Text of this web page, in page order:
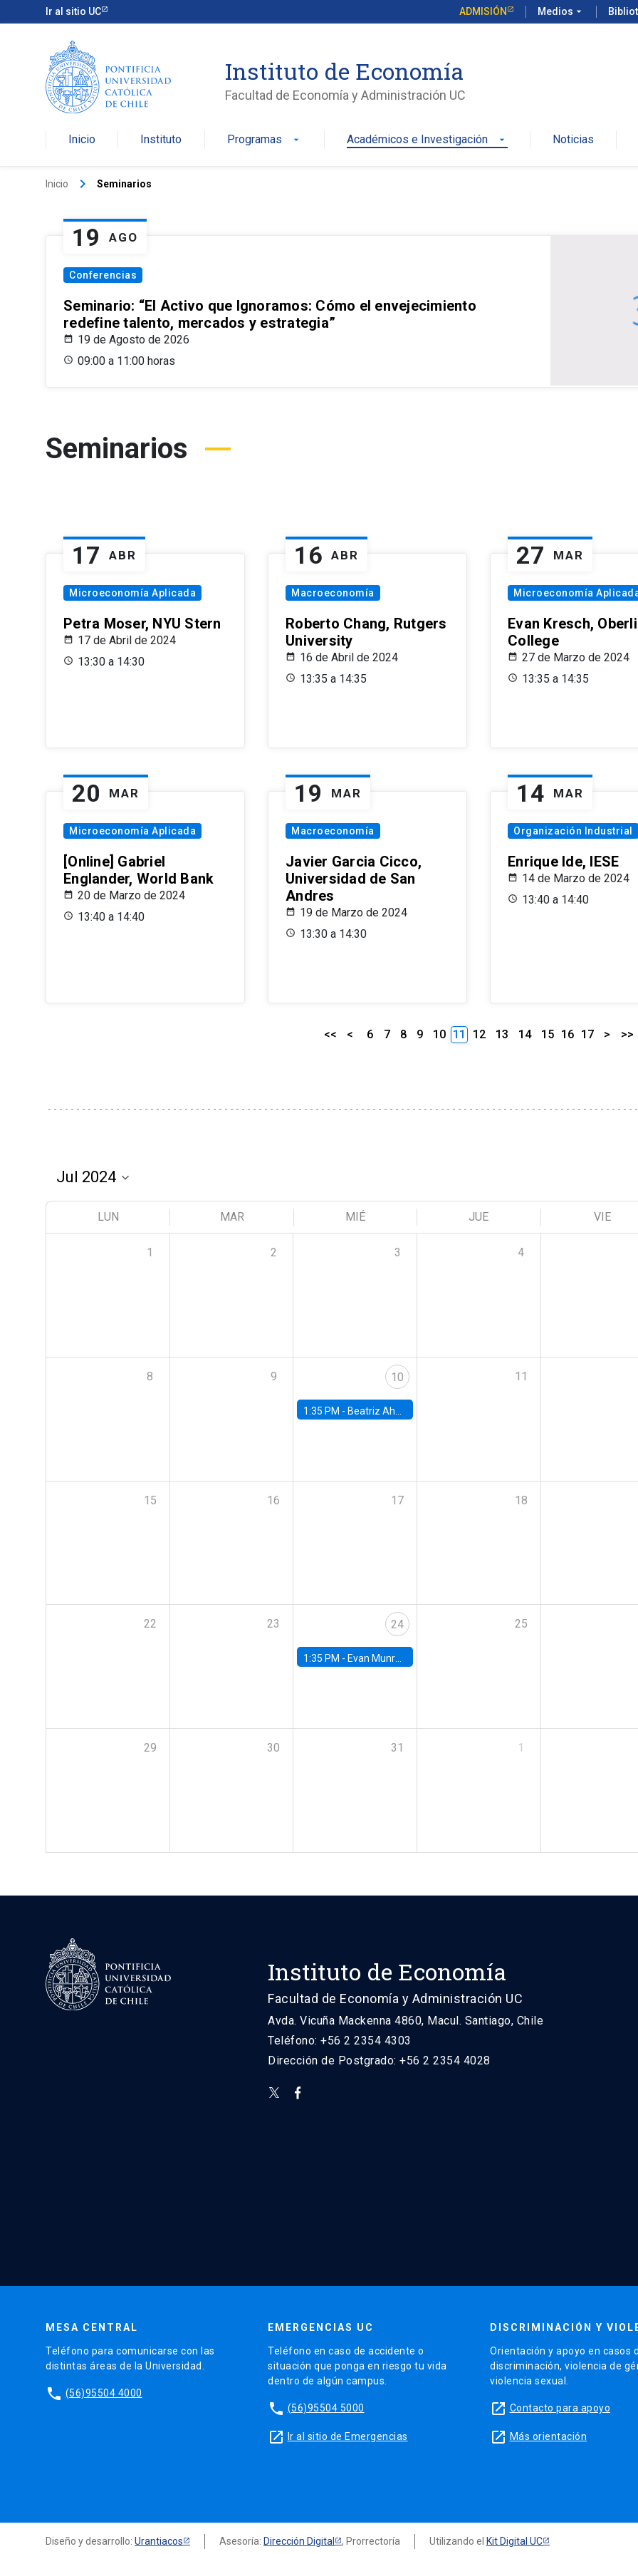
Ir al sitio UC ADMISIÓN Medios arrow_drop_down
Instituto de Economía
Facultad de Economía y Administración UC
Inicio Instituto Programas arrow_drop_down Académicos e Investigación arrow_drop_down Noticias
Inicio keyboard_arrow_right Seminarios
19 AGO
Conferencias
Seminario: “El Activo que Ignoramos: Cómo el envejecimiento
redefine talento, mercados y estrategia”
19 de Agosto de 2026
09:00 a 11:00 horas
Seminarios
17 ABR
Microeconomía Aplicada
Petra Moser, NYU Stern
17 de Abril de 2024
13:30 a 14:30
16 ABR
Macroeconomía
Roberto Chang, Rutgers
University
16 de Abril de 2024
13:35 a 14:35
27 MAR
Microeconomía
Evan Kresch,
College
27 de Marzo de 2024
13:35 a 14:35
20 MAR
Microeconomía Aplicada
[Online] Gabriel
Englander, World Bank
20 de Marzo de 2024
13:40 a 14:40
19 MAR
Macroeconomía
Javier Garcia Cicco,
Universidad de San
Andres
19 de Marzo de 2024
13:30 a 14:30
14 MAR
Organización Industrial
Enrique Ide, IESE
14 de Marzo de 2024
13:40 a 14:40
<< < 6 7 8 9 10 11 12 13 14 15 16 17 > >>
LUN MAR MIÉ JUE VIE
1 2 3 4
8 9 10
1:35 PM - Beatriz Ahumada, PhD candidate, Universidad de Pittsburgh
11
15 16 17 18
22 23 24
1:35 PM - Evan Munro, Neyman Visiting Assistant Professor in the Department of Statistics at UC Berkeley
25
29 30 31 1
Instituto de Economía
Facultad de Economía y Administración UC
Avda. Vicuña Mackenna 4860, Macul. Santiago, Chile
Teléfono: +56 2 2354 4303
Dirección de Postgrado: +56 2 2354 4028
MESA CENTRAL
Teléfono para comunicarse con las
distintas áreas de la Universidad.
phone (56)95504 4000
EMERGENCIAS UC
Teléfono en caso de accidente o
situación que ponga en riesgo tu vida
dentro de algún campus.
phone (56)95504 5000
launch Ir al sitio de Emergencias
DISCRIMINACIÓN Y
Orientación y apoyo en casos
discriminación, violencia de
violencia sexual.
launch Contacto para apoyo
launch Más orientación
Diseño y desarrollo: Urantiacos Asesoría: Dirección Digital , Prorrectoría Utilizando el Kit Digital UC